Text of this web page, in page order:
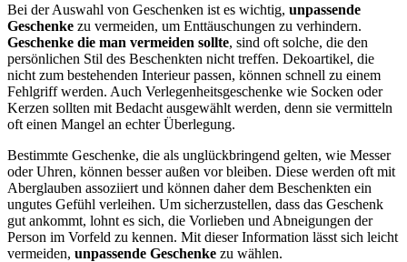
Bei der Auswahl von Geschenken ist es wichtig, unpassende
Geschenke zu vermeiden, um Enttäuschungen zu verhindern.
Geschenke die man vermeiden sollte, sind oft solche, die den
persönlichen Stil des Beschenkten nicht treffen. Dekoartikel, die
nicht zum bestehenden Interieur passen, können schnell zu einem
Fehlgriff werden. Auch Verlegenheitsgeschenke wie Socken oder
Kerzen sollten mit Bedacht ausgewählt werden, denn sie vermitteln
oft einen Mangel an echter Überlegung.
Bestimmte Geschenke, die als unglückbringend gelten, wie Messer
oder Uhren, können besser außen vor bleiben. Diese werden oft mit
Aberglauben assoziiert und können daher dem Beschenkten ein
ungutes Gefühl verleihen. Um sicherzustellen, dass das Geschenk
gut ankommt, lohnt es sich, die Vorlieben und Abneigungen der
Person im Vorfeld zu kennen. Mit dieser Information lässt sich leicht
vermeiden, unpassende Geschenke zu wählen.